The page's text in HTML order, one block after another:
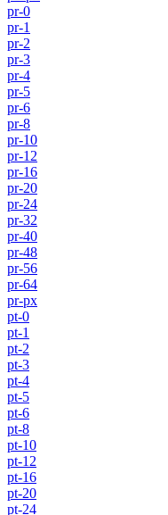
pr-0
pr-1
pr-2
pr-3
pr-4
pr-5
pr-6
pr-8
pr-10
pr-12
pr-16
pr-20
pr-24
pr-32
pr-40
pr-48
pr-56
pr-64
pr-px
pt-0
pt-1
pt-2
pt-3
pt-4
pt-5
pt-6
pt-8
pt-10
pt-12
pt-16
pt-20
pt-24